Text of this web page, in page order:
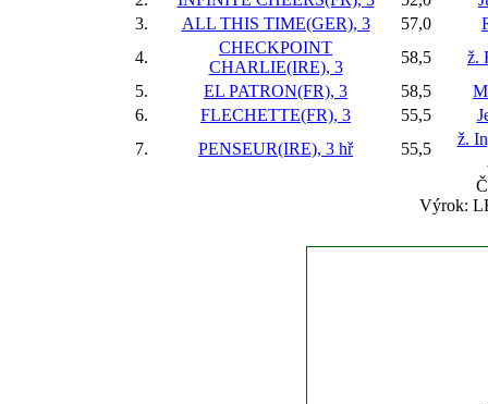
3.
ALL THIS TIME(GER), 3 57,0
4.
CHECKPOINT
CHARLIE(IRE), 3
58,5
ž.
5.
EL PATRON(FR), 3 58,5
6.
FLECHETTE(FR), 3 55,5
7.
PENSEUR(IRE), 3 hř 55,5
ž.
Výrok: